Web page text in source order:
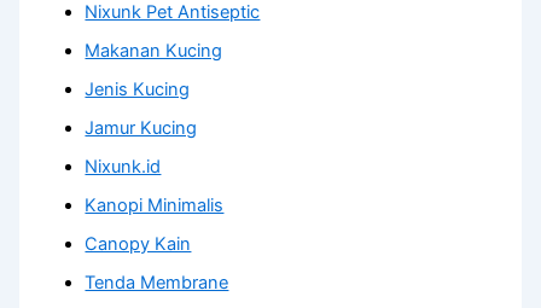
Nixunk Pet Antiseptic
Makanan Kucing
Jenis Kucing
Jamur Kucing
Nixunk.id
Kanopi Minimalis
Canopy Kain
Tenda Membrane